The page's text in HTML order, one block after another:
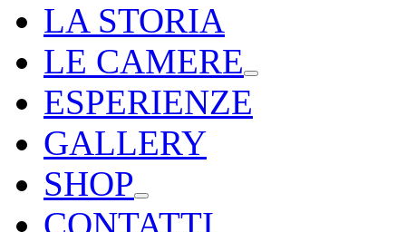
LA STORIA
LE CAMERE
ESPERIENZE
GALLERY
SHOP